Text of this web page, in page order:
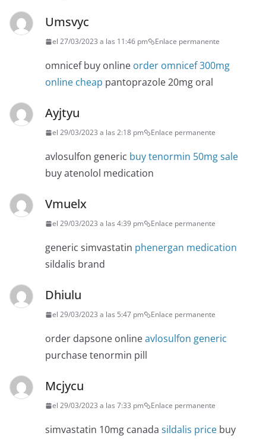
Umsvyc
el 27/03/2023 a las 11:46 pm Enlace permanente
omnicef buy online order omnicef 300mg
online cheap pantoprazole 20mg oral
Ayjtyu
el 29/03/2023 a las 2:18 pm Enlace permanente
avlosulfon generic buy tenormin 50mg sale
buy atenolol medication
Vmuelx
el 29/03/2023 a las 4:39 pm Enlace permanente
generic simvastatin phenergan medication
sildalis brand
Dhiulu
el 29/03/2023 a las 5:47 pm Enlace permanente
order dapsone onlineavlosulfon generic
purchase tenormin pill
Mcjycu
el 29/03/2023 a las 7:33 pm Enlace permanente
simvastatin 10mg canada sildalis price buy